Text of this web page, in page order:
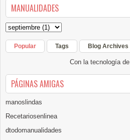
MANUALIDADES
Popular Tags Blog Archives
Con la tecnología de
PÁGINAS AMIGAS
manoslindas
Recetariosenlinea
dtodomanualidades